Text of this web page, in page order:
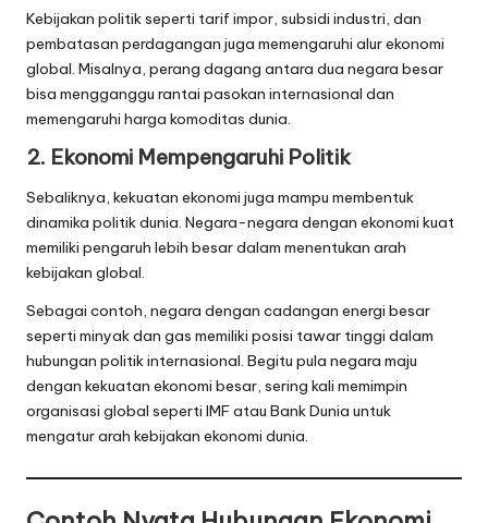
Kebijakan politik seperti tarif impor, subsidi industri, dan
pembatasan perdagangan juga memengaruhi alur ekonomi
global. Misalnya, perang dagang antara dua negara besar
bisa mengganggu rantai pasokan internasional dan
memengaruhi harga komoditas dunia.
2. Ekonomi Mempengaruhi Politik
Sebaliknya, kekuatan ekonomi juga mampu membentuk
dinamika politik dunia. Negara-negara dengan ekonomi kuat
memiliki pengaruh lebih besar dalam menentukan arah
kebijakan global.
Sebagai contoh, negara dengan cadangan energi besar
seperti minyak dan gas memiliki posisi tawar tinggi dalam
hubungan politik internasional. Begitu pula negara maju
dengan kekuatan ekonomi besar, sering kali memimpin
organisasi global seperti IMF atau Bank Dunia untuk
mengatur arah kebijakan ekonomi dunia.